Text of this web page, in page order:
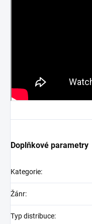
Doplňkové parametry
Kategorie:
Žánr:
Typ distribuce: